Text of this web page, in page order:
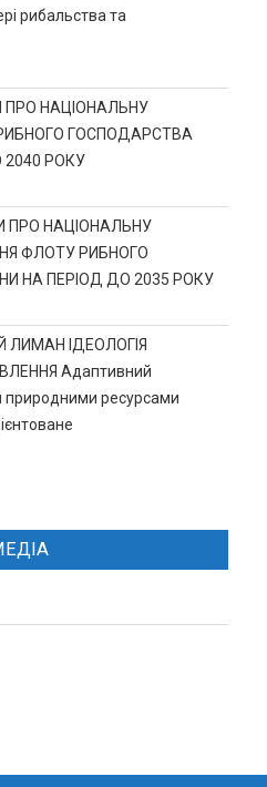
рибальства та
ПРО НАЦІОНАЛЬНУ
ГОСПОДАРСТВА
2040 РОКУ
ПРО НАЦІОНАЛЬНУ
ФЛОТУ РИБНОГО
НА ПЕРІОД ДО 2035 РОКУ
ЛИМАН ІДЕОЛОГІЯ
Адаптивний
природними ресурсами